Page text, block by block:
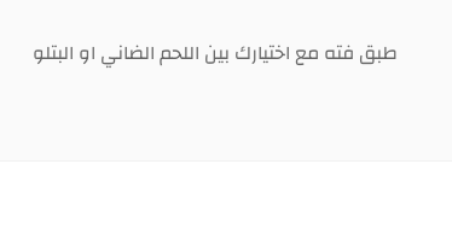
طبق فته مع اختيارك بين اللحم الضاني او البتلو